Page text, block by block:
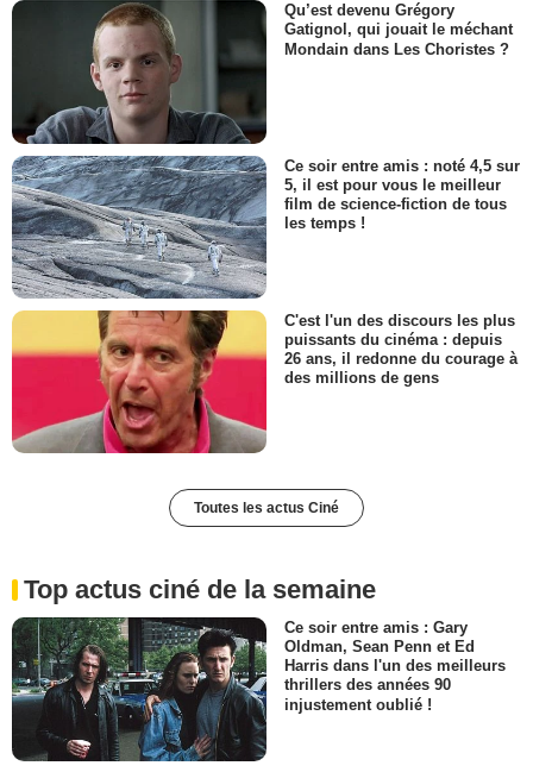
Qu’est devenu Grégory
Gatignol, qui jouait le méchant
Mondain dans Les Choristes ?
Ce soir entre amis : noté 4,5 sur
5, il est pour vous le meilleur
film de science-fiction de tous
les temps !
C'est l'un des discours les plus
puissants du cinéma : depuis
26 ans, il redonne du courage à
des millions de gens
Toutes les actus Ciné
Top actus ciné de la semaine
Ce soir entre amis : Gary
Oldman, Sean Penn et Ed
Harris dans l'un des meilleurs
thrillers des années 90
injustement oublié !